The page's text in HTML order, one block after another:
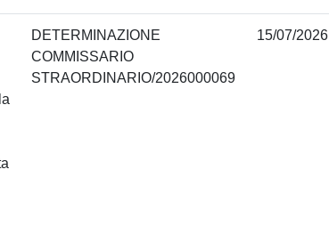
DETERMINAZIONE
COMMISSARIO
STRAORDINARIO/2026000069
15/07/2026